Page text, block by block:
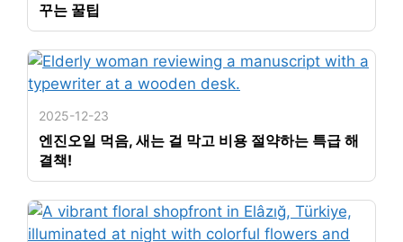
꾸는 꿀팁
2025-12-23
엔진오일 먹음, 새는 걸 막고 비용 절약하는 특급 해
결책!